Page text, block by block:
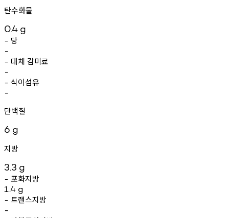
탄수화물
0.4 g
- 당
-
- 대체 감미료
-
- 식이섬유
-
단백질
6 g
지방
3.3 g
- 포화지방
1.4 g
- 트랜스지방
-